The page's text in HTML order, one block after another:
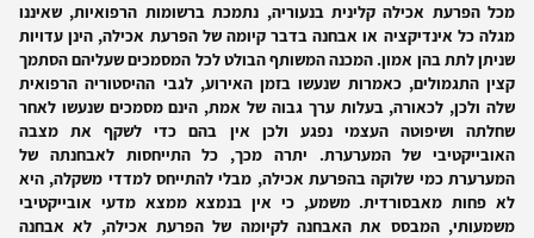
מכל הפרעת אכילה קלינית בנעוריה, נתמכת ברשומות הרפואיות, שאיננו
מגלה כל אינדיקציה או אבחנה בדבר קיומה של הפרעת אכילה, הינן עדויות
שניתן לתת בהן אמון. המכנה המשותף הבולט לכל המסמכים שעליהם הסתמך
קצין התגמולים, כאמרות שנעשו בזמן האירוע, לגבי ההיסטוריה הרפואית
שלה ולכן, לכאורה, בעלות ערך גבוה של אמת, הינם מסמכים שנעשו לאחר
שחלתה ושיפוטה העצמי נפגע ולכן אין בהם כדי לשקף את מצבה
האובייקטיבי של המערערת. יתרה מכך, כל התייחסות לאבחנתה של
המערערת כמי שלוקה בהפרעת אכילה, מבלי להתייחס למדדי משקלה, היא
לא פחות מאבסורדית. משמע, כי אין בנמצא ממצא מדעי אובייקטיבי
משמעותי, המבסס את האבחנה לקיומה של הפרעת אכילה, לא אבחנה